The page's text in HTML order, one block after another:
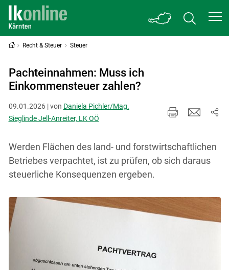
Recht & Steuer Steuer
Pachteinnahmen: Muss ich
Einkommensteuer zahlen?
09.01.2026 | von Daniela Pichler/Mag.
Sieglinde Jell-Anreiter, LK OÖ
Werden Flächen des land- und forstwirtschaftlichen
Betriebes verpachtet, ist zu prüfen, ob sich daraus
steuerliche Konsequenzen ergeben.